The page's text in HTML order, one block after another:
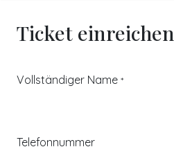
Ticket einreichen
Vollständiger Name *
Telefonnummer